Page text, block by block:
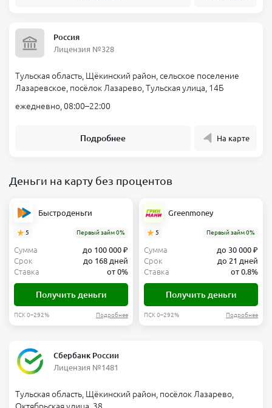
Россия
Лицензия №328
Тульская область, Щёкинский район, сельское поселение
Лазаревское, посёлок Лазарево, Тульская улица, 14Б
ежедневно, 08:00–22:00
Подробнее На карте
Деньги на карту без процентов
Быстроденьги
5 Первый займ 0%
Сумма
до 100 000 ₽
Срок
до 168 дней
Ставка
от 0%
Получить деньги
ПСК 0–292% Подробнее
Greenmoney
5 Первый займ 0%
Сумма
до 30 000 ₽
Срок
до 21 дней
Ставка
от 0.8%
Получить деньги
ПСК 0–292% Подробнее
Сбербанк России
Лицензия №1481
Тульская область, Щёкинский район, посёлок Лазарево,